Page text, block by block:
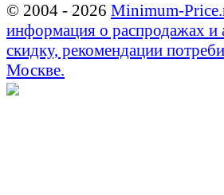
© 2004 - 2026 Minimum-
информация о распродажах и
скидку, рекомендации
Москве.